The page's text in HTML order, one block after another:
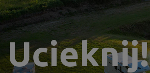
Ucieknij!